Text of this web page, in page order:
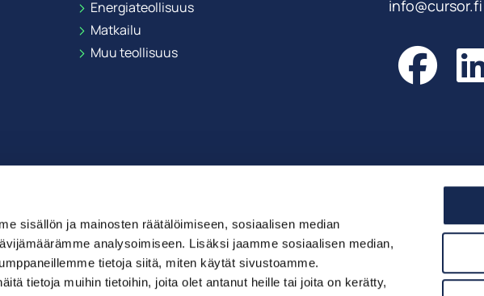
sisällön ja mainosten räätälöimiseen, sosiaalisen median
analysoimiseen. Lisäksi jaamme sosiaalisen median,
tietoja siitä, miten käytät sivustoamme.
tietoja muihin tietoihin, joita olet antanut heille tai joita on kerätty,
Energiateollisuus
Matkailu
Muu teollisuus
info@cursor.fi